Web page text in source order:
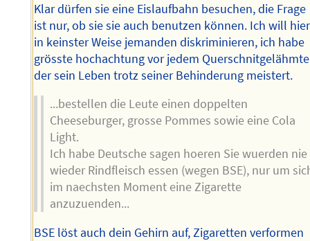
Klar dürfen sie eine Eislaufbahn besuchen, die Frage
ist nur, ob sie sie auch benutzen können. Ich will hier
in keinster Weise jemanden diskriminieren, ich habe
grösste hochachtung vor jedem
der sein Leben trotz seiner Behinderung meistert.
...bestellen die Leute einen doppelten
Cheeseburger, grosse Pommes sowie eine Cola
Light.
Ich habe Deutsche sagen hoeren Sie wuerden nie
wieder Rindfleisch essen (wegen BSE), nur um
im naechsten Moment eine Zigarette
anzuzuenden...
BSE löst auch dein Gehirn auf, Zigaretten verformen